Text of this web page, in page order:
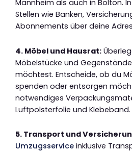
Mannheim als auch in Bolton.
Stellen wie Banken,
Abonnements über deine
4. Möbel und Hausrat:
Möbelstücke und
möchtest. Entscheide, ob du
spenden oder entsorgen
notwendiges
Luftpolsterfolie und Klebeband.
5. Transport und
Umzugsservice inklusive